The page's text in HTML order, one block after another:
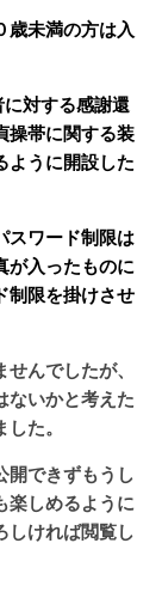
歳未満の方は入
に対する感謝還
操帯に関する装
ように開設した
スワード制限は
が入ったものに
制限を掛けさせ
んでしたが、
ないかと考えた
た。
開できずもうし
楽しめるように
しければ閲覧し